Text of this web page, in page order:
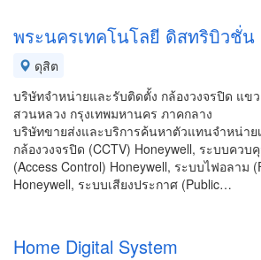
พระนครเทคโนโลยี ดิสทริบิวชั่น
ดุสิต
บริษัทจำหน่ายและรับติดตั้ง กล้องวงจรปิด แข
สวนหลวง กรุงเทพมหานคร ภาคกลาง
บริษัทขายส่งและบริการค้นหาตัวแทนจำหน่าย
กล้องวงจรปิด (CCTV) Honeywell, ระบบควบ
(Access Control) Honeywell, ระบบไฟอลาม
Honeywell, ระบบเสียงประกาศ (Public…
Home Digital System